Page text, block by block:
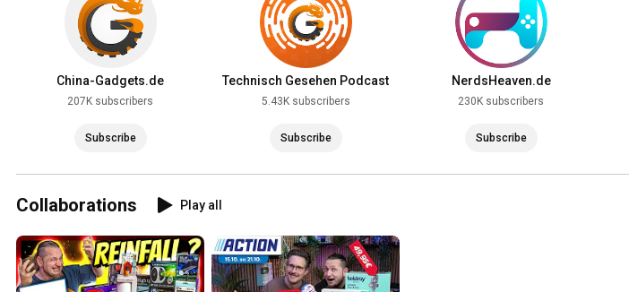
China-Gadgets.de
207K subscribers
Subscribe
Technisch Gesehen Podcast
5.43K subscribers
Subscribe
NerdsHeaven.de
230K subscribers
Subscribe
Collaborations Play all